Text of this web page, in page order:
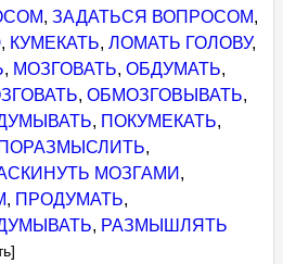
,ЗАДАТЬСЯ ВОПРОСОМ,
, КУМЕКАТЬ,ЛОМАТЬ ГОЛОВУ,
, МОЗГОВАТЬ,ОБДУМАТЬ,
,ОБМОЗГОВЫВАТЬ,
, ПОКУМЕКАТЬ,
ПОРАЗМЫСЛИТЬ,
МОЗГАМИ ,
, ПРОДУМАТЬ,
, РАЗМЫШЛЯТЬ